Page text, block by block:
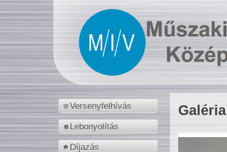
Versenyfelhívás
Lebonyolítás
Díjazás
Galéria